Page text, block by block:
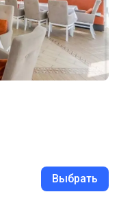
Выбрать